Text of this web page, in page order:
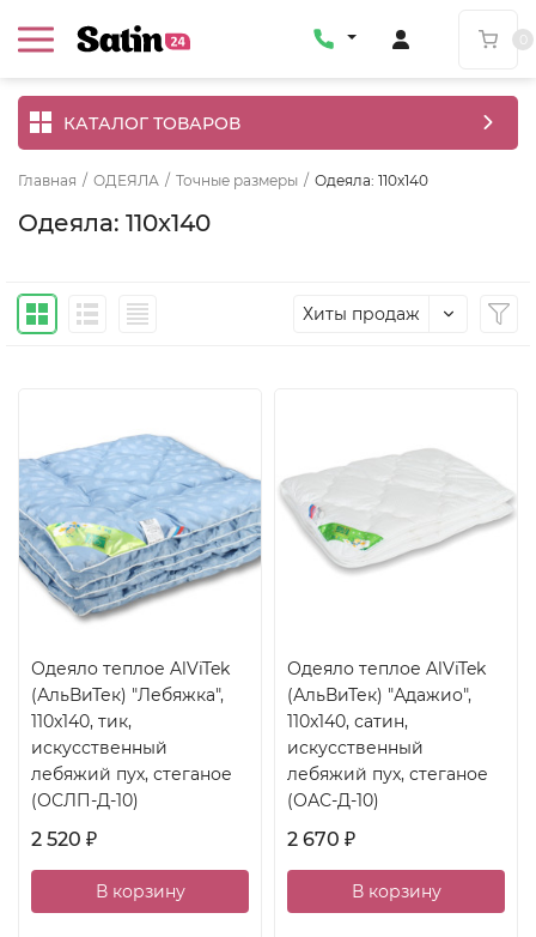
КАТАЛОГ ТОВАРОВ
Главная / ОДЕЯЛА / Точные размеры / Одеяла: 110x140
Одеяла: 110x140
Хиты продаж
Одеяло теплое AlViTek
(АльВиТек) "Лебяжка",
110x140, тик,
искусственный
лебяжий пух, стеганое
(ОСЛП-Д-10)
2 520 ₽
В корзину
Одеяло теплое AlViTek
(АльВиТек) "Адажио",
110x140, сатин,
искусственный
лебяжий пух, стеганое
(ОАС-Д-10)
2 670 ₽
В корзину